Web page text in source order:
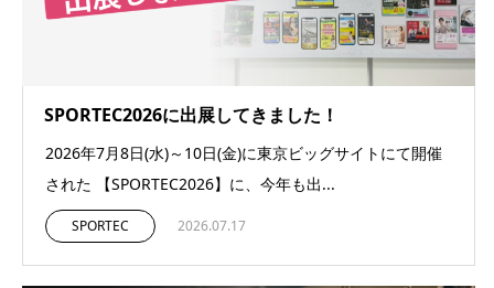
SPORTEC2026に出展してきました！
2026年7月8日(水)～10日(金)に東京ビッグサイトにて開催
された 【SPORTEC2026】に、今年も出...
SPORTEC 2026.07.17